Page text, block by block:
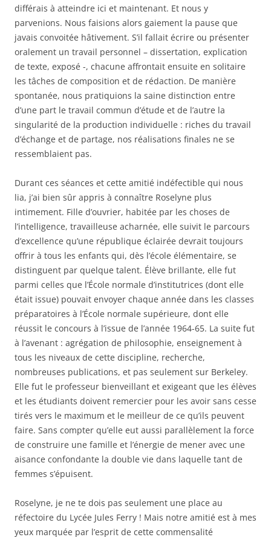
différais à atteindre ici et maintenant. Et nous y
parvenions. Nous faisions alors gaiement la pause que
javais convoitée hâtivement. S’il fallait écrire ou présenter
oralement un travail personnel – dissertation, explication
de texte, exposé -, chacune affrontait ensuite en solitaire
les tâches de composition et de rédaction. De manière
spontanée, nous pratiquions la saine distinction entre
d’une part le travail commun d’étude et de l’autre la
singularité de la production individuelle : riches du travail
d’échange et de partage, nos réalisations finales ne se
ressemblaient pas.
Durant ces séances et cette amitié indéfectible qui nous
lia, j’ai bien sûr appris à connaître Roselyne plus
intimement. Fille d’ouvrier, habitée par les choses de
l’intelligence, travailleuse acharnée, elle suivit le parcours
d’excellence qu’une république éclairée devrait toujours
offrir à tous les enfants qui, dès l’école élémentaire, se
distinguent par quelque talent. Élève brillante, elle fut
parmi celles que l’École normale d’institutrices (dont elle
était issue) pouvait envoyer chaque année dans les classes
préparatoires à l’École normale supérieure, dont elle
réussit le concours à l’issue de l’année 1964-65. La suite fut
à l’avenant : agrégation de philosophie, enseignement à
tous les niveaux de cette discipline, recherche,
nombreuses publications, et pas seulement sur Berkeley.
Elle fut le professeur bienveillant et exigeant que les élèves
et les étudiants doivent remercier pour les avoir sans cesse
tirés vers le maximum et le meilleur de ce qu’ils peuvent
faire. Sans compter qu’elle eut aussi parallèlement la force
de construire une famille et l’énergie de mener avec une
aisance confondante la double vie dans laquelle tant de
femmes s’épuisent.
Roselyne, je ne te dois pas seulement une place au
réfectoire du Lycée Jules Ferry ! Mais notre amitié est à mes
yeux marquée par l’esprit de cette commensalité